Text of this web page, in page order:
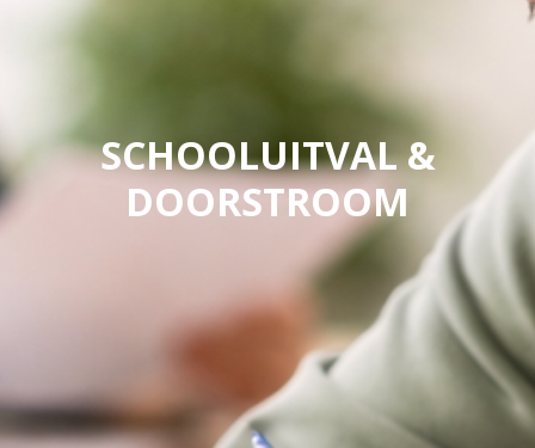
SCHOOLUITVAL &
DOORSTROOM